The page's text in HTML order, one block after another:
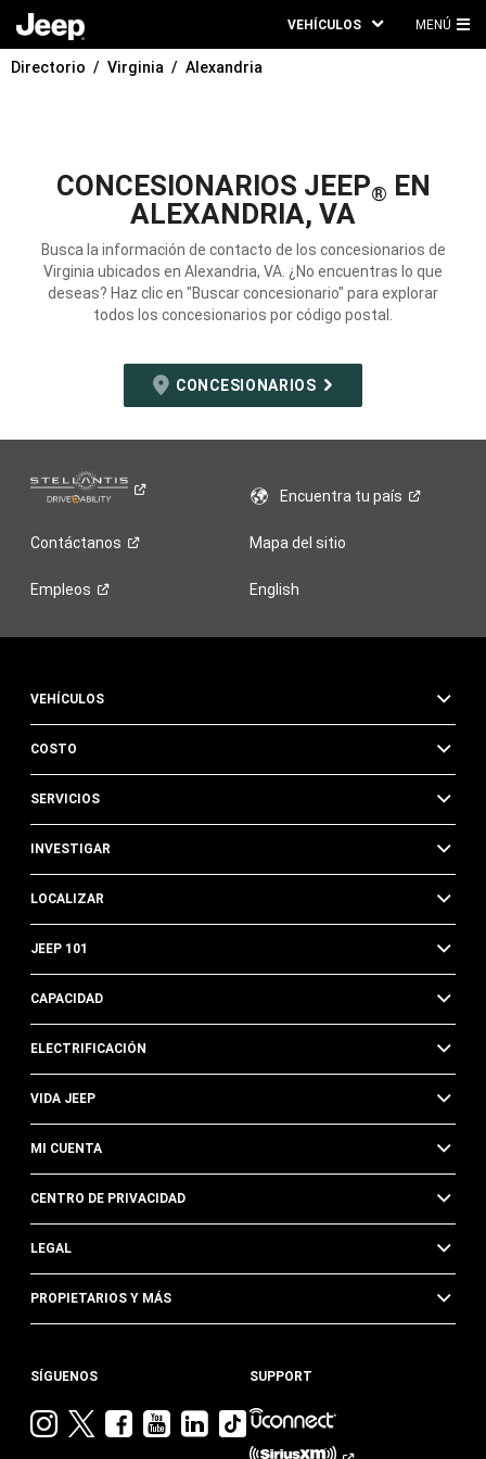
VEHÍCULOS MENÚ
Directorio Virginia Alexandria
CONCESIONARIOS JEEP® EN
ALEXANDRIA, VA
Busca la información de contacto de los concesionarios de
Virginia ubicados en Alexandria, VA. ¿No encuentras lo que
deseas? Haz clic en "Buscar concesionario" para explorar
todos los concesionarios por código postal.
CONCESIONARIOS
Encuentra tupaís
Contáctanos Mapa del sitio
Empleos English
VEHÍCULOS
COSTO
SERVICIOS
INVESTIGAR
LOCALIZAR
JEEP 101
CAPACIDAD
ELECTRIFICACIÓN
VIDA JEEP
MI CUENTA
CENTRO DE PRIVACIDAD
LEGAL
PROPIETARIOS Y MÁS
SÍGUENOS
VisitaVisitaVisitaVisitaVisita
Jeep
Visita
Jeep
SUPPORT